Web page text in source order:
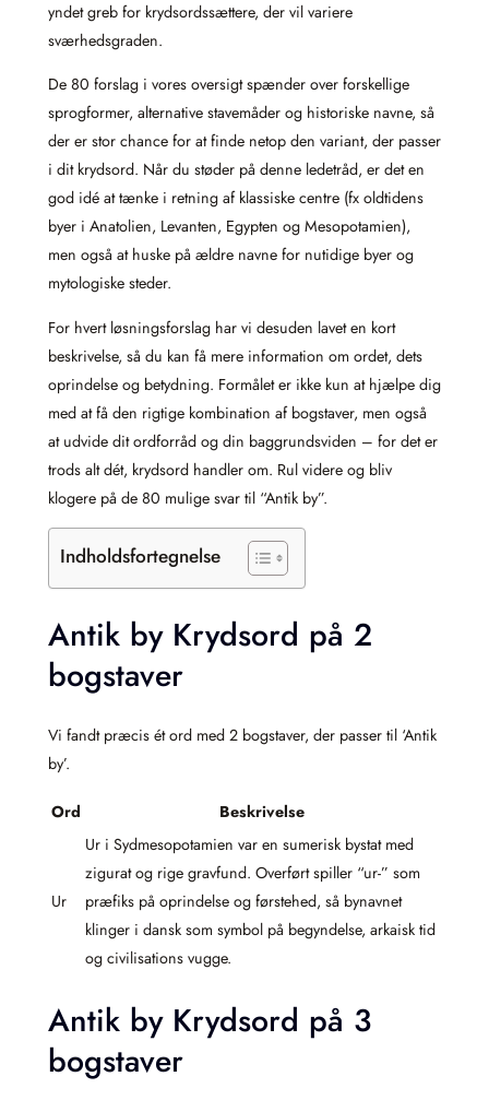
yndet greb for krydsordssættere, der vil variere
sværhedsgraden.
De 80 forslag i vores oversigt spænder over forskellige
sprogformer, alternative stavemåder og historiske navne, så
der er stor chance for at finde netop den variant, der passer
i dit krydsord. Når du støder på denne ledetråd, er det en
god idé at tænke i retning af klassiske centre (fx oldtidens
byer i Anatolien, Levanten, Egypten og Mesopotamien),
men også at huske på ældre navne for nutidige byer og
mytologiske steder.
For hvert løsningsforslag har vi desuden lavet en kort
beskrivelse, så du kan få mere information om ordet, dets
oprindelse og betydning. Formålet er ikke kun at hjælpe dig
med at få den rigtige kombination af bogstaver, men også
at udvide dit ordforråd og din baggrundsviden – for det er
trods alt dét, krydsord handler om. Rul videre og bliv
klogere på de 80 mulige svar til “Antik by”.
Indholdsfortegnelse
Antik by Krydsord på 2
bogstaver
Vi fandt præcis ét ord med 2 bogstaver, der passer til ‘Antik
by’.
Ord Beskrivelse
Ur
Ur i Sydmesopotamien var en sumerisk bystat med
zigurat og rige gravfund. Overført spiller “ur-” som
præfiks på oprindelse og førstehed, så bynavnet
klinger i dansk som symbol på begyndelse, arkaisk tid
og civilisations vugge.
Antik by Krydsord på 3
bogstaver